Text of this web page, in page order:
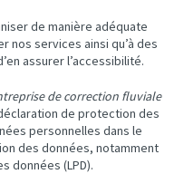
de manière adéquate
nos services ainsi qu’à des
assurer l’accessibilité.
de correction fluviale
de protection des
personnelles dans le
des données, notamment
données (LPD).